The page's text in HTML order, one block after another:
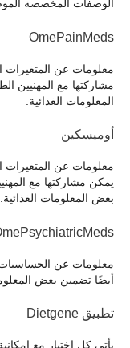
الوصفات المخصصة
OmePainMeds
معلومات عن المتغيرات
مشاركتها مع المهنيين
المعلومات الغذائية.
أوميسكين
معلومات عن المتغيرات
يمكن مشاركتها مع
بعض المعلومات الغذائية.
معلومات عن الحساسيات
أيضًا تضمين بعض
تطبيق Dietgene